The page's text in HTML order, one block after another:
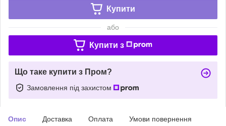
Купити
або
Купити з
Що таке купити з Пром?
Замовлення під захистом
Опис Доставка Оплата Умови повернення